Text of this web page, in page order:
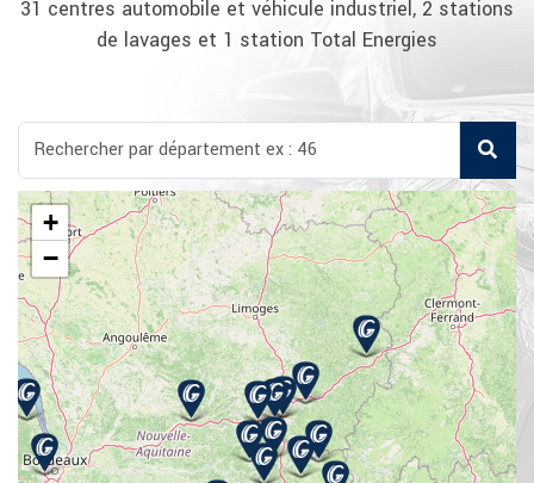
31 centres automobile et véhicule industriel, 2 stations
de lavages et 1 station Total Energies
+
−